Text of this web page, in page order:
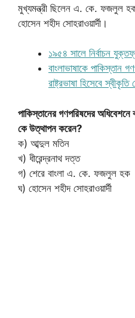
মুখ্যমন্ত্রী ছিলেন এ. কে. ফজলুল
হোসেন শহীদ সোহরাওয়ার্দী।
১৯৫৪ সালে নির্বাচন
বাংলাভাষাকে পাকিস্তান
রাষ্ট্রভাষা হিসেবে স্বীকৃতি
পাকিস্তানের গণপরিষদের অধিবেশনে
কে উত্থাপন করেন?
ক) আব্দুল মতিন
খ) ধীরেন্দ্রনাথ দত্ত
গ) শেরে বাংলা এ. কে. ফজলুল হক
ঘ) হোসেন শহীদ সোহরাওয়ার্দী